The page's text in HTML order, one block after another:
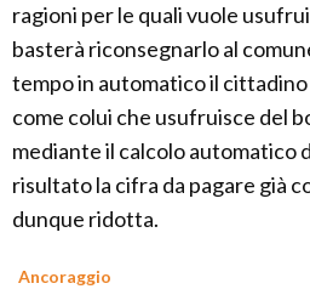
ragioni per le quali vuole
basterà riconsegnarlo al
tempo in automatico il
come colui che usufruisce del
mediante il calcolo automatico
risultato la cifra da pagare già
dunque ridotta.
Ancoraggio